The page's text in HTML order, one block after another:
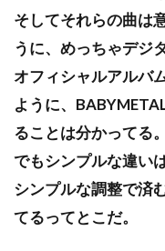
そしてそれらの曲は
うに、めっちゃデジ
オフィシャルアルバ
ように、
ることは分かってる。
でもシンプルな違い
シンプルな調整で済
てるってとこだ。